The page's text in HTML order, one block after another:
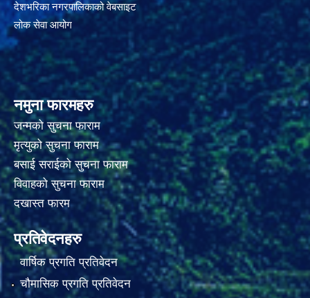
देशभरिका नगरपालिकाको वेबसाइट
लोक सेवा आयोग
नमुना फारमहरु
जन्मको सुचना फाराम
मृत्युको सुचना फाराम
बसाई सराईको सुचना फाराम
विवाहको सुचना फाराम
दखास्त फारम
प्रतिवेदनहरु
वार्षिक प्रगति प्रतिवेदन
चौमासिक प्रगति प्रतिवेदन